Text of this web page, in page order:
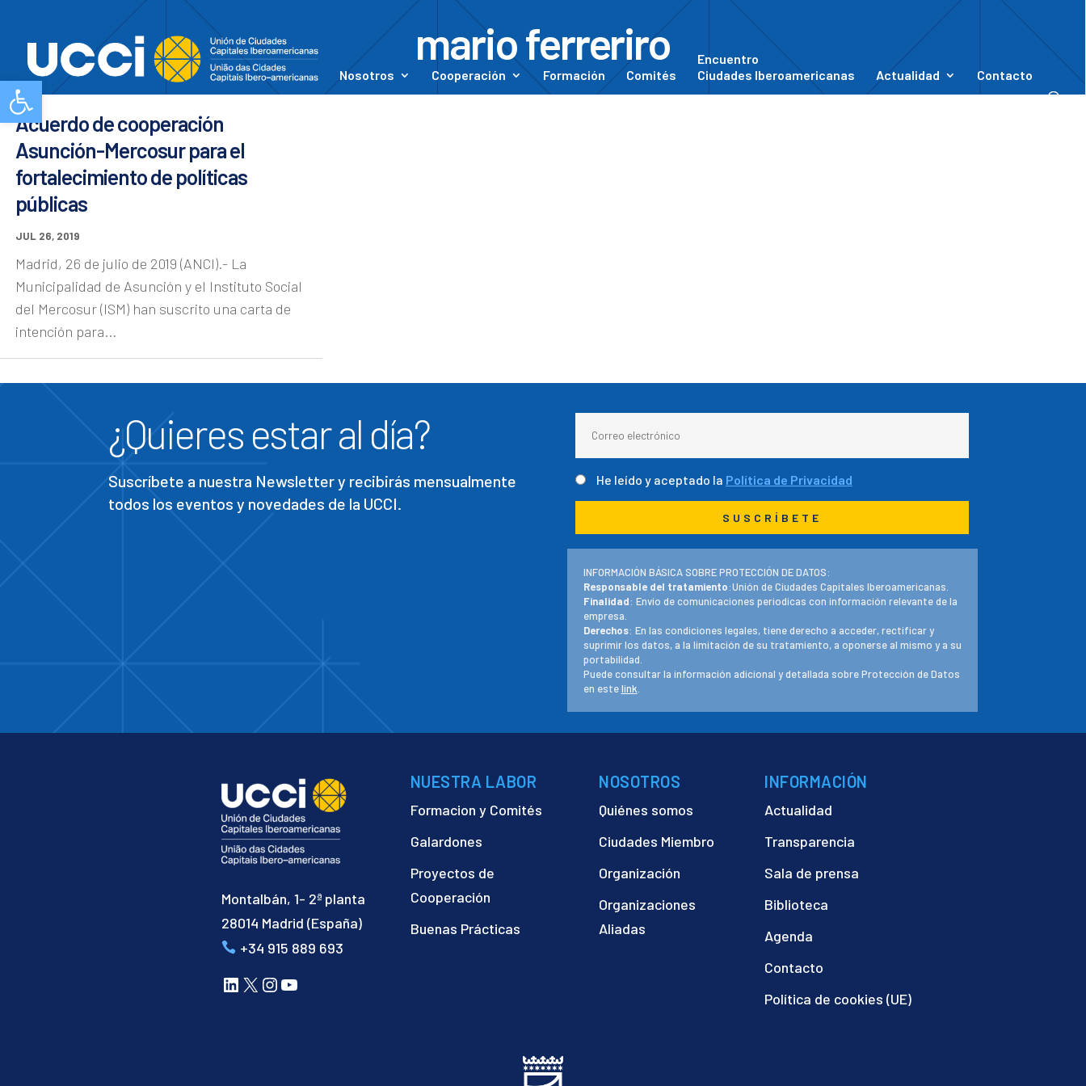
Abrir barra de herramientas Nosotros Cooperación Formación Comités
Encuentro
Ciudades Iberoamericanas
Actualidad Contacto
mario ferreriro
Acuerdo de cooperación
Asunción-Mercosur para el
fortalecimiento de políticas
públicas
JUL 26, 2019
Madrid, 26 de julio de 2019 (ANCI).- La
Municipalidad de Asunción y el Instituto Social
del Mercosur (ISM) han suscrito una carta de
intención para...
¿Quieres estar al día?
Suscríbete a nuestra Newsletter y recibirás mensualmente
todos los eventos y novedades de la UCCI.
He leído y aceptado la Política de Privacidad
INFORMACIÓN BÁSICA SOBRE PROTECCIÓN DE DATOS:
Responsable del tratamiento:Unión de Ciudades Capitales Iberoamericanas.
Finalidad: Envío de comunicaciones periodicas con información relevante de la
empresa.
Derechos: En las condiciones legales, tiene derecho a acceder, rectificar y
suprimir los datos, a la limitación de su tratamiento, a oponerse al mismo y a su
portabilidad.
Puede consultar la información adicional y detallada sobre Protección de Datos
en estelink
Montalbán, 1- 2ª planta
28014 Madrid (España)
+34 915 889 693
LinkedIn
X Instagram
YouTube
NUESTRA LABOR
Formacion y Comités
Galardones
Proyectos de
Cooperación
Buenas Prácticas
NOSOTROS
Quiénes somos
Ciudades Miembro
Organización
Organizaciones
Aliadas
INFORMACIÓN
Actualidad
Transparencia
Sala de prensa
Biblioteca
Agenda
Contacto
Política de cookies (UE)